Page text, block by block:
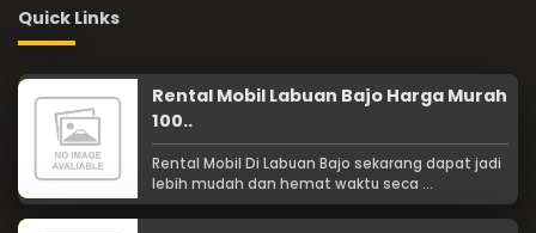
Quick Links
Rental Mobil Labuan Bajo Harga Murah
100..
Rental Mobil Di Labuan Bajo sekarang dapat jadi
lebih mudah dan hemat waktu seca ...